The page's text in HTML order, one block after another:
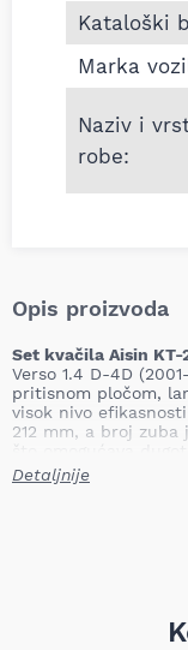
Kataloški
Marka
Naziv i
robe:
Opis proizvoda
Set kvačila Aisin KT-
Verso 1.4 D-4D
pritisnom pločom,
visok nivo
212 mm, a broj
Spoljašnji
Detaljnije